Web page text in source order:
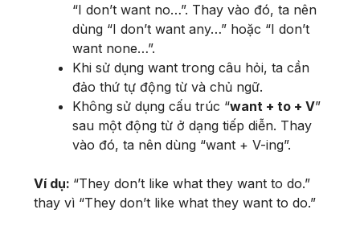
“I don’t want no…”. Thay vào đó, ta nên
dùng “I don’t want any…” hoặc “I don’t
want none…”.
Khi sử dụng want trong câu hỏi, ta cần
đảo thứ tự động từ và chủ ngữ.
Không sử dụng cấu trúc “want + to + V”
sau một động từ ở dạng tiếp diễn. Thay
vào đó, ta nên dùng “want + V-ing”.
Ví dụ: “They don’t like what they want to do.”
thay vì “They don’t like what they want to do.”